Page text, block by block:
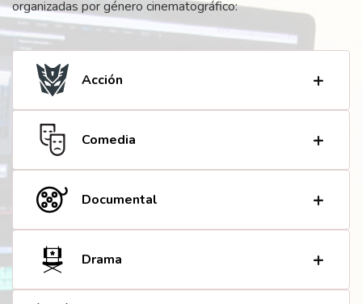
organizadas por género cinematográfico:
Acción
Comedia
Documental
Drama